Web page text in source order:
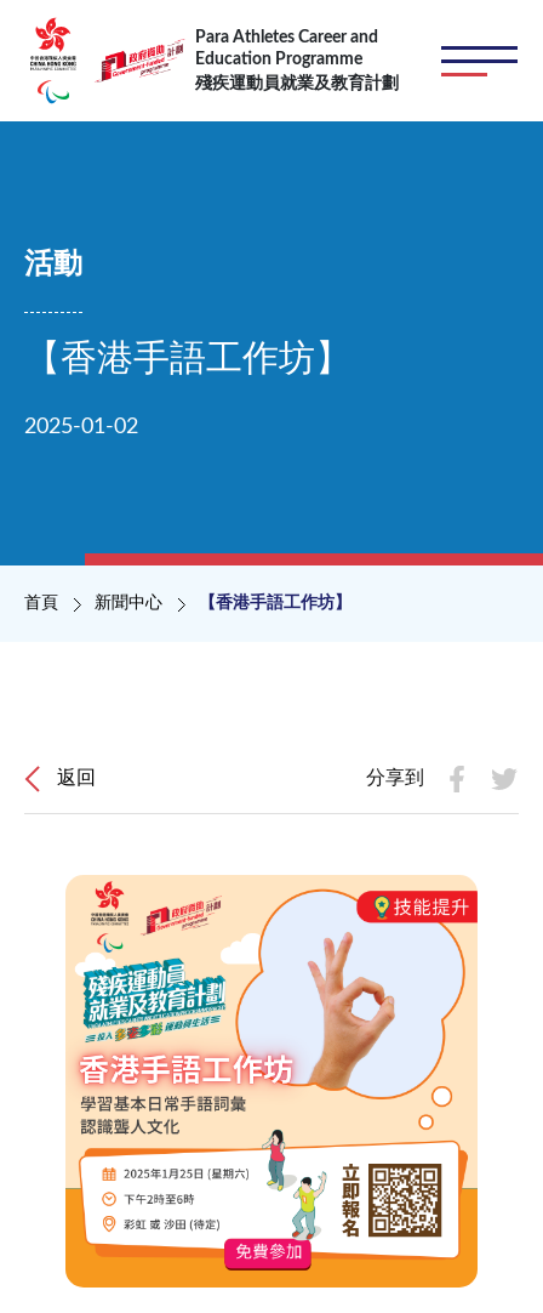
移至主內容
Para Athletes Career and
Education Programme
殘疾運動員就業及教育計劃
活動
【香港手語工作坊】
2025-01-02
導航連結
首頁 新聞中心 【香港手語工作坊】
返回 分享到